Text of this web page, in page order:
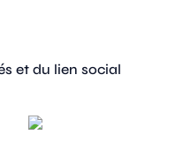
et du lien social